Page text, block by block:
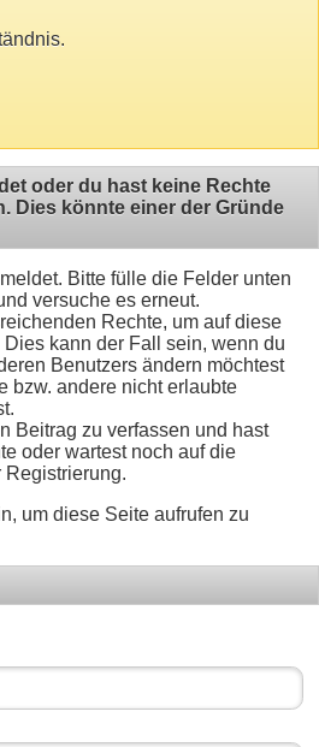
oder du hast keine Rechte
Dies könnte einer der Gründe
Bitte fülle die Felder unten
versuche es erneut.
Rechte, um auf diese
kann der Fall sein, wenn du
Benutzers ändern möchtest
bzw. andere nicht erlaubte
Beitrag zu verfassen und hast
oder wartest noch auf die
um diese Seite aufrufen zu